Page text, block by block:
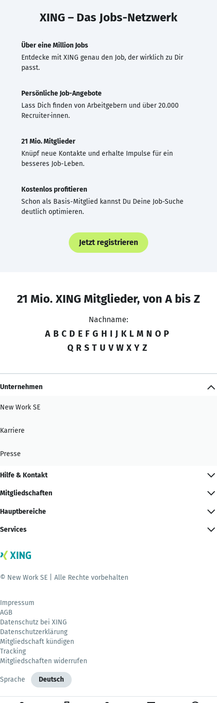
XING – Das Jobs-Netzwerk
Über eine Million Jobs
Entdecke mit XING genau den Job, der wirklich zu Dir
passt.
Persönliche Job-Angebote
Lass Dich finden von Arbeitgebern und über 20.000
Recruiter·innen.
21 Mio. Mitglieder
Knüpf neue Kontakte und erhalte Impulse für ein
besseres Job-Leben.
Kostenlos profitieren
Schon als Basis-Mitglied kannst Du Deine Job-Suche
deutlich optimieren.
Jetzt registrieren
21 Mio. XING Mitglieder, von A bis Z
Nachname:
A B C D E F G H I J K L M N O P
Q R S T U V W X Y Z
Unternehmen
New Work SE
Karriere
Presse
Hilfe & Kontakt
Mitgliedschaften
Hauptbereiche
Services
© New Work SE | Alle Rechte vorbehalten
Impressum
AGB
Datenschutz bei XING
Datenschutzerklärung
Mitgliedschaft kündigen
Tracking
Mitgliedschaften widerrufen
Sprache Deutsch